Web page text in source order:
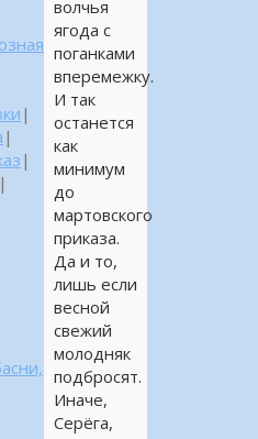
волчья
ягода с
поганками
вперемежку.
И так
останется
как
минимум
до
мартовского
приказа.
Да и то,
лишь если
весной
свежий
молодняк
подбросят.
Иначе,
Серёга,
|
|
|
|